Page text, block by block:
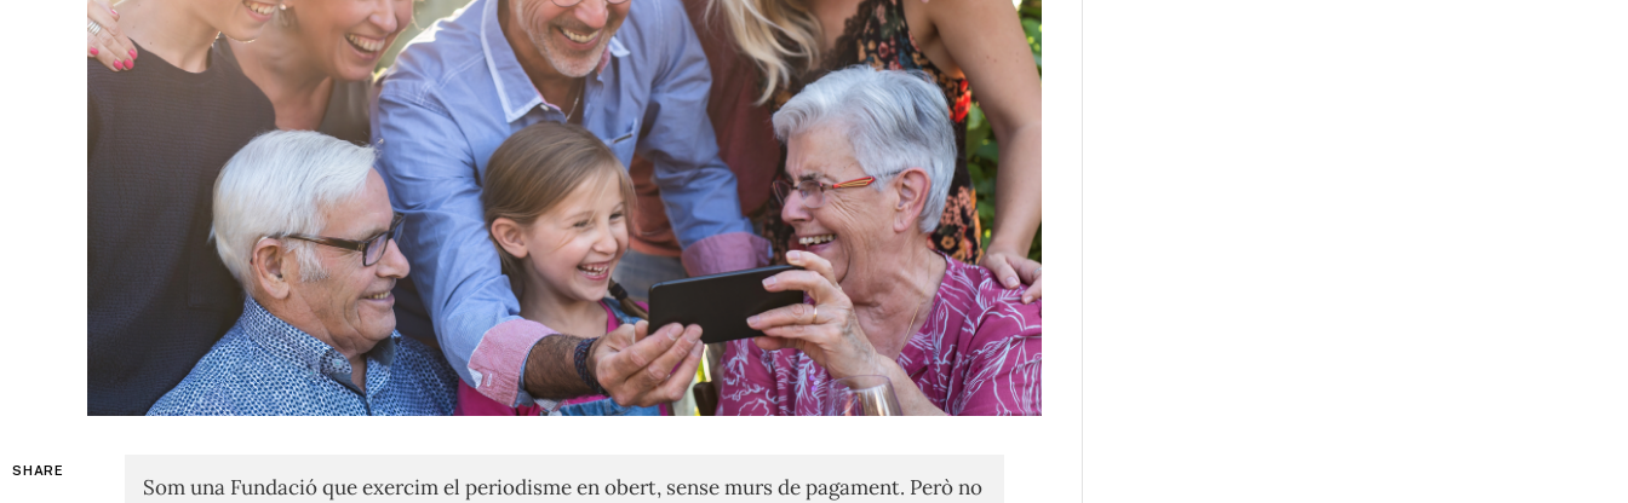
SHARE
Som una Fundació que exercim el periodisme en obert, sense murs de pagament. Però no